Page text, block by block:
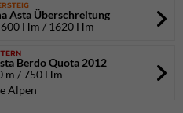
Asta Überschreitung
600 Hm / 1620 Hm
Berdo Quota 2012
m / 750 Hm
Alpen